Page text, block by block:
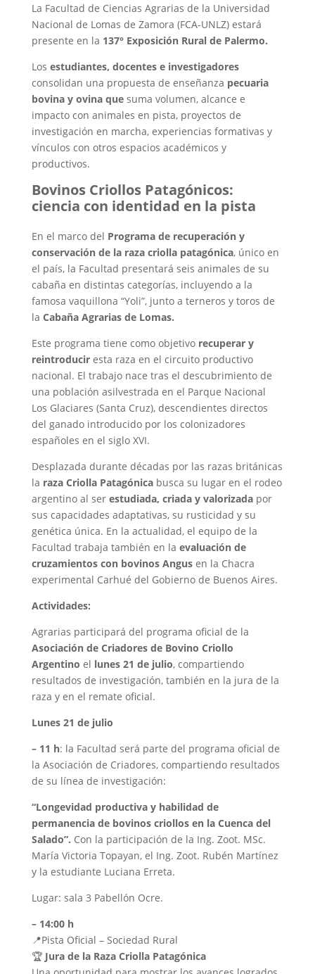
La Facultad de Ciencias Agrarias de la Universidad
Nacional de Lomas de Zamora (FCA-UNLZ) estará
presente en la 137° Exposición Rural de Palermo.
Los estudiantes, docentes e investigadores
consolidan una propuesta de enseñanza pecuaria
bovina y ovina que suma volumen, alcance e
impacto con animales en pista, proyectos de
investigación en marcha, experiencias formativas y
vínculos con otros espacios académicos y
productivos.
Bovinos Criollos Patagónicos:
ciencia con identidad en la pista
En el marco del Programa de recuperación y
conservación de la raza criolla patagónica, único en
el país, la Facultad presentará seis animales de su
cabaña en distintas categorías, incluyendo a la
famosa vaquillona “Yoli”, junto a terneros y toros de
la Cabaña Agrarias de Lomas.
Este programa tiene como objetivo recuperar y
reintroduciresta raza en el circuito productivo
nacional. El trabajo nace tras el descubrimiento de
una población asilvestrada en el Parque Nacional
Los Glaciares (Santa Cruz), descendientes directos
del ganado introducido por los colonizadores
españoles en el siglo XVI.
Desplazada durante décadas por las razas británicas
la raza Criolla Patagónica busca su lugar en el rodeo
argentino al ser estudiada, criada y valorizadapor
sus capacidades adaptativas, su rusticidad y su
genética única. En la actualidad, el equipo de la
Facultad trabaja también en la evaluación de
cruzamientos con bovinos Angusen la Chacra
experimental Carhué del Gobierno de Buenos Aires.
Actividades:
Agrarias participará del programa oficial de la
Asociación de Criadores de Bovino Criollo
Argentino el lunes 21 de julio, compartiendo
resultados de investigación, también en la jura de la
raza y en el remate oficial.
Lunes 21 de julio
– 11 h: la Facultad será parte del programa oficial de
la Asociación de Criadores, compartiendo resultados
de su línea de investigación:
“Longevidad productiva y habilidad de
permanencia de bovinos criollos en la Cuenca del
Salado”. Con la participación de la Ing. Zoot. MSc.
María Victoria Topayan, el Ing. Zoot. Rubén Martínez
y la estudiante Luciana Erreta.
Lugar: sala 3 Pabellón Ocre.
– 14:00 h
📍Pista Oficial – Sociedad Rural
🏆 Jura de la Raza Criolla Patagónica